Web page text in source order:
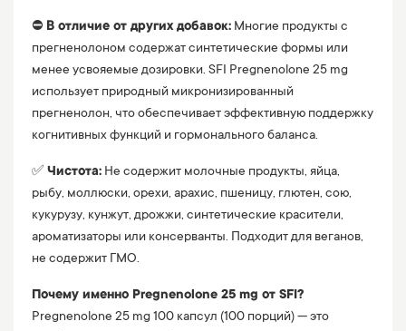
⛔️ В отличие от других добавок: Многие продукты с
прегненолоном содержат синтетические формы или
менее усвояемые дозировки. SFI Pregnenolone 25 mg
использует природный микронизированный
прегненолон, что обеспечивает эффективную поддержку
когнитивных функций и гормонального баланса.
✅ Чистота: Не содержит молочные продукты, яйца,
рыбу, моллюски, орехи, арахис, пшеницу, глютен, сою,
кукурузу, кунжут, дрожжи, синтетические красители,
ароматизаторы или консерванты. Подходит для веганов,
не содержит ГМО.
Почему именно Pregnenolone 25 mg от SFI?
Pregnenolone 25 mg 100 капсул (100 порций) — это